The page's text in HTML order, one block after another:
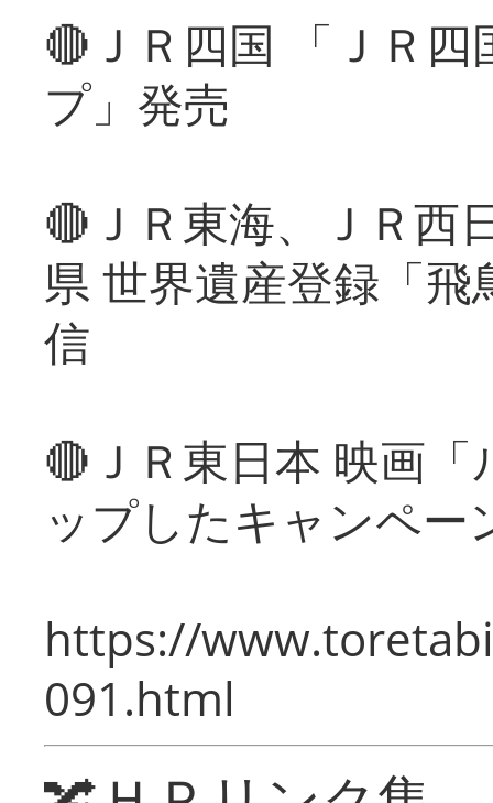
🔴ＪＲ四国 「ＪＲ
プ」発売
🔴ＪＲ東海、ＪＲ西
県 世界遺産登録「
信
🔴ＪＲ東日本 映画
ップしたキャンペー
https://
091.html